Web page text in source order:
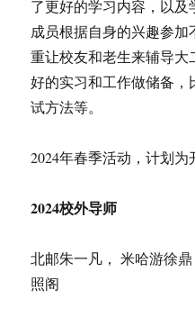
了更好的学习内容，以
成员根据自身的兴趣参
重让校友和老生来辅导
好的实习和工作做储备
试方法等。
2024年春季活动，计划为
2024校外导师
北邮朱一凡， 米哈游徐
照阁